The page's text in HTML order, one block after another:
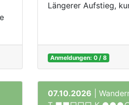
Längerer Aufstieg,
Anmeldungen: 0 / 8
07.10.2026 |